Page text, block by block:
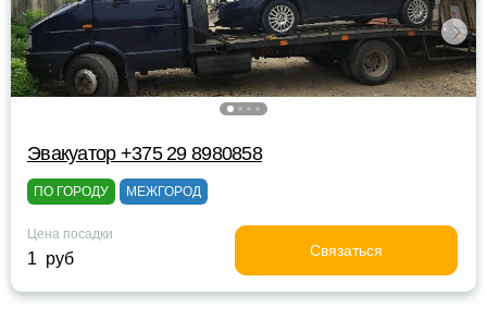
Эвакуатор +375 29 8980858
ПО ГОРОДУ МЕЖГОРОД
Цена посадки
1 руб Связаться